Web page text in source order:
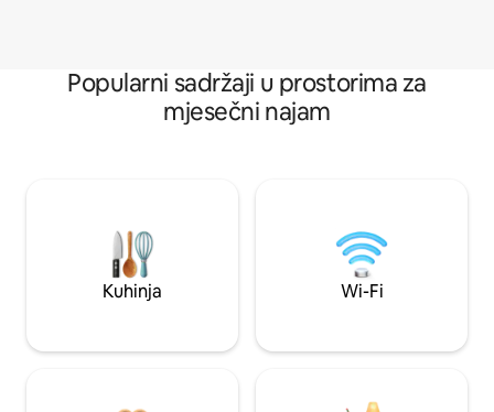
Popularni sadržaji u prostorima za
mjesečni najam
Kuhinja Wi-Fi